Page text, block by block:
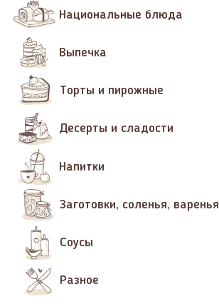
Национальные блюда
Выпечка
Торты и пирожные
Десерты и сладости
Напитки
Заготовки, соленья, варенья
Соусы
Разное